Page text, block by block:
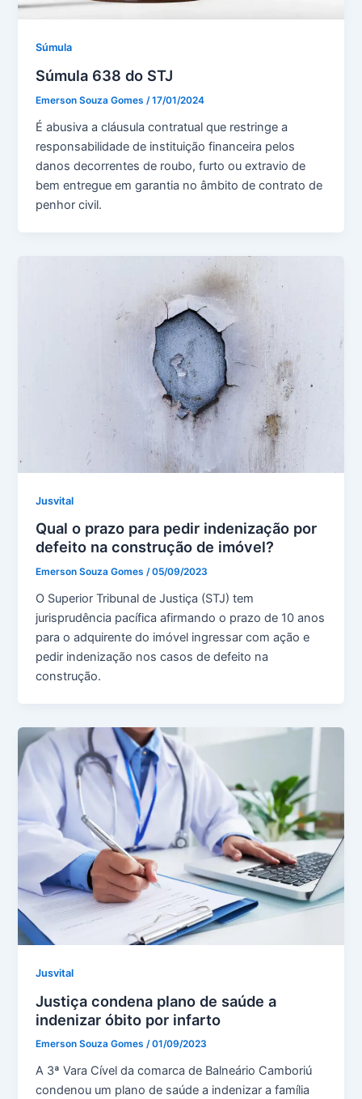
Súmula
Súmula 638 do STJ
Emerson Souza Gomes /17/01/2024
É abusiva a cláusula contratual que restringe a
responsabilidade de instituição financeira pelos
danos decorrentes de roubo, furto ou extravio de
bem entregue em garantia no âmbito de contrato de
penhor civil.
Jusvital
Qual o prazo para pedir indenização por
defeito na construção de imóvel?
Emerson Souza Gomes/05/09/2023
O Superior Tribunal de Justiça (STJ) tem
jurisprudência pacífica afirmando o prazo de 10 anos
para o adquirente do imóvel ingressar com ação e
pedir indenização nos casos de defeito na
construção.
Jusvital
Justiça condena plano de saúde a
indenizar óbito por infarto
Emerson Souza Gomes/01/09/2023
A 3ª Vara Cível da comarca de Balneário Camboriú
condenou um plano de saúde a indenizar a família